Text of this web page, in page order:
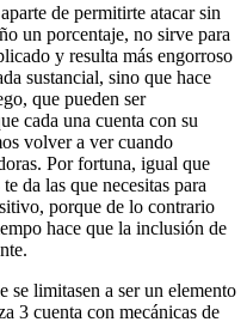
de permitirte atacar sin
un porcentaje, no sirve para
y resulta más engorroso
sustancial, sino que hace
que pueden ser
cada una cuenta con su
volver a ver cuando
Por fortuna, igual que
da las que necesitas para
porque de lo contrario
hace que la inclusión de
se limitasen a ser un elemento
3 cuenta con mecánicas de